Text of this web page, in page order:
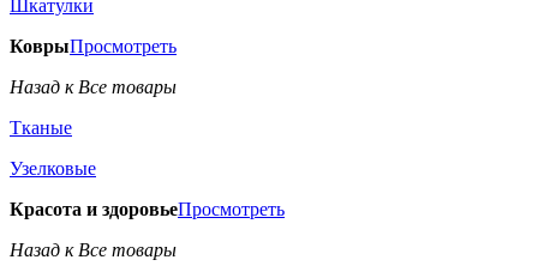
Шкатулки
КоврыПросмотреть
Назад к Все товары
Тканые
Узелковые
Красота и здоровьеПросмотреть
Назад к Все товары